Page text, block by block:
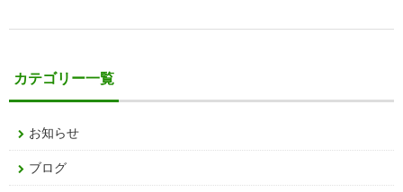
カテゴリー一覧
お知らせ
ブログ